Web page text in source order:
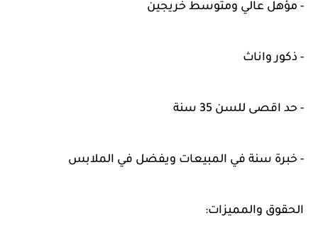
- مؤهل عالي ومتوسط خريجين
- ذكور واناث
- حد اقصى للسن 35 سنة
- خبرة سنة في المبيعات ويفضل في الملابس
الحقوق والمميزات: